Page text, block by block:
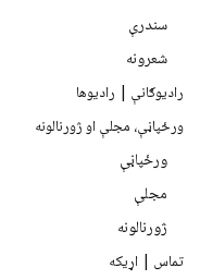
سندرې
شعرونه
رادیوګانې | رادیوها
ورځپاڼې، مجلې او ژورنالونه
ورځپاڼې
مجلې
ژورنالونه
تماس | اړیکه